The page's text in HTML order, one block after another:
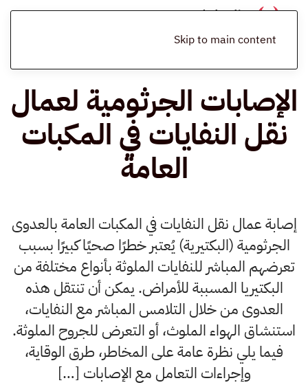
Skip to main content
نقل النفايات في المكبات العامة
الإصابات الجرثومية لعمال
نقل النفايات في المكبات
العامة
إصابة عمال نقل النفايات في المكبات العامة بالعدوى
الجرثومية (البكتيرية) يُعتبر خطرًا صحيًا كبيرًا بسبب
تعرضهم المباشر للنفايات الملوثة بأنواع مختلفة من
البكتيريا المسببة للأمراض. يمكن أن تنتقل هذه
العدوى من خلال التلامس المباشر مع النفايات،
استنشاق الهواء الملوث، أو التعرض للجروح الملوثة.
فيما يلي نظرة عامة على المخاطر، طرق الوقاية،
وإجراءات التعامل مع الإصابات […]